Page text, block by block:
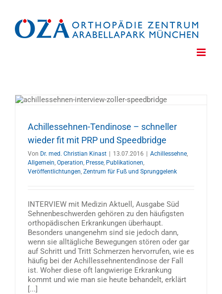
springen
Achillessehnen-Tendinose – schneller
wieder fit mit PRP und Speedbridge
Von Dr. med. Christian Kinast 13.07.2016 Achillessehne,
Allgemein, Operation, Presse, Publikationen,
Veröffentlichtungen, Zentrum für Fuß und Sprunggelenk
INTERVIEW mit Medizin Aktuell, Ausgabe Süd
Sehnenbeschwerden gehören zu den häufigsten
orthopädischen Erkrankungen überhaupt.
Besonders unangenehm sind sie jedoch dann,
wenn sie alltägliche Bewegungen stören oder gar
auf Schritt und Tritt Schmerzen hervorrufen, wie es
häufig bei der Achillessehnentendinose der Fall
ist. Woher diese oft langwierige Erkrankung
kommt und wie man sie heute behandelt, erklärt
[...]